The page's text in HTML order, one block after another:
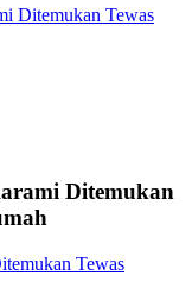
Ditemukan Tewas
Ditemukan